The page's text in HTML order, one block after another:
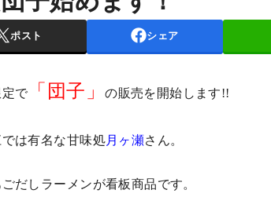
ポスト シェア
で 「団子」の販売を開始します!!
は有名な甘味処月ヶ瀬さん。
だしラーメンが看板商品です。